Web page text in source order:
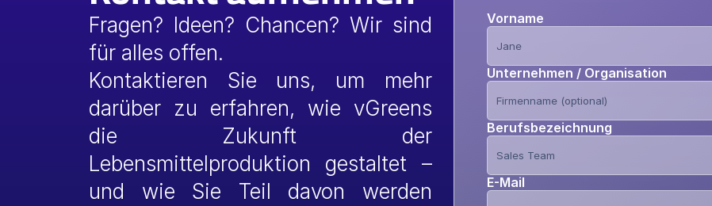
Fragen? Ideen? Chancen? Wir sind
für alles offen.
Kontaktieren Sie uns, um mehr
darüber zu erfahren, wie vGreens
die Zukunft der
Lebensmittelproduktion gestaltet –
und wie Sie Teil davon werden
Vorname
Unternehmen / Organisation
Berufsbezeichnung
E-Mail